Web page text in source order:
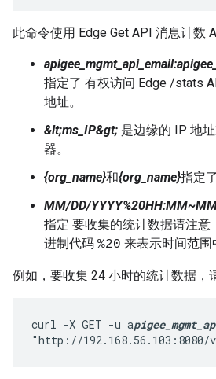
此命令使用 Edge Get API 消息计数
指定了 有权访问 Edge /stats
地址。
&lt;ms_IP&gt; 是边缘的 IP 地
器。
{org_name}和{org_name}指定
MM/DD/
指定 要收集的统计数据请注意
进制代码 %20 来表示时间范围
例如，要收集 24 小时的统计数据，
curl -X GET -u a
"http://192.168.56.103:8080/